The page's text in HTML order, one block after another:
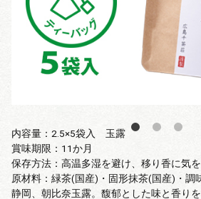
内容量：2.5×5袋入 玉露
賞味期限：11か月
保存方法：高温多湿を避け、移り香に気を
原材料：緑茶(国産)・固形抹茶(国産)・調
静岡、朝比奈玉露。馥郁とした味と香りを